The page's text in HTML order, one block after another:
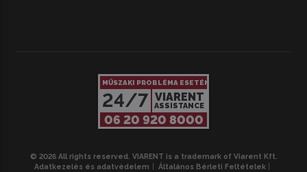
MŰSZAKI PROBLÉMA ESETÉN
24/7 VIARENT
ASSISTANCE
06 20 920 8000
© 2026 All rights reserved. VIARENT is a trademark of Viarent Kft.
Adatkezelés és adatvédelem
Általános Bérleti Feltételek